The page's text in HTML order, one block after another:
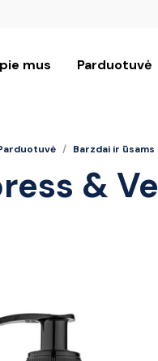
mus Parduotuvė
/ Barzdai ir ūsams
&